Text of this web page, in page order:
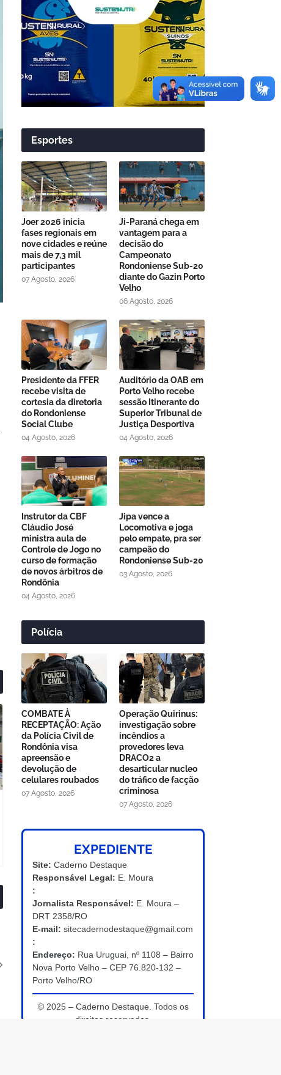
Esportes
Joer 2026 inicia
fases regionais em
nove cidades e reúne
mais de 7,3 mil
participantes
07 Agosto, 2026
Ji-Paraná chega em
vantagem para a
decisão do
Campeonato
Rondoniense Sub-20
diante do Gazin Porto
Velho
06 Agosto, 2026
Presidente da FFER
recebe visita de
cortesia da diretoria
do Rondoniense
Social Clube
04 Agosto, 2026
Auditório da OAB em
Porto Velho recebe
sessão Itinerante do
Superior Tribunal de
Justiça Desportiva
04 Agosto, 2026
Instrutor da CBF
Cláudio José
ministra aula de
Controle de Jogo no
curso de formação
de novos árbitros de
Rondônia
04 Agosto, 2026
Jipa vence a
Locomotiva e joga
pelo empate, pra ser
campeão do
Rondoniense Sub-20
03 Agosto, 2026
Polícia
COMBATE À
RECEPTAÇÃO: Ação
da Polícia Civil de
Rondônia visa
apreensão e
devolução de
celulares roubados
07 Agosto, 2026
Operação Quirinus:
investigação sobre
incêndios a
provedores leva
DRACO2 a
desarticular nucleo
do tráfico de facção
criminosa
07 Agosto, 2026
EXPEDIENTE
Site: Caderno Destaque
Responsável Legal: E. Moura
:
Jornalista Responsável: E. Moura –
DRT 2358/RO
E-mail: sitecadernodestaque@gmail.com
:
Endereço: Rua Uruguai, nº 1108 – Bairro
Nova Porto Velho – CEP 76.820-132 –
Porto Velho/RO
© 2025 – Caderno Destaque. Todos os
direitos reservados.